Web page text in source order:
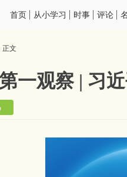
首页 从小学习 时事 评论
文
一观察 | 习